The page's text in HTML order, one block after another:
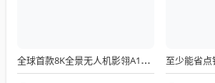
全球首款8K全景无人机影翎A1全球出货量突破三万，上市仅一个月！